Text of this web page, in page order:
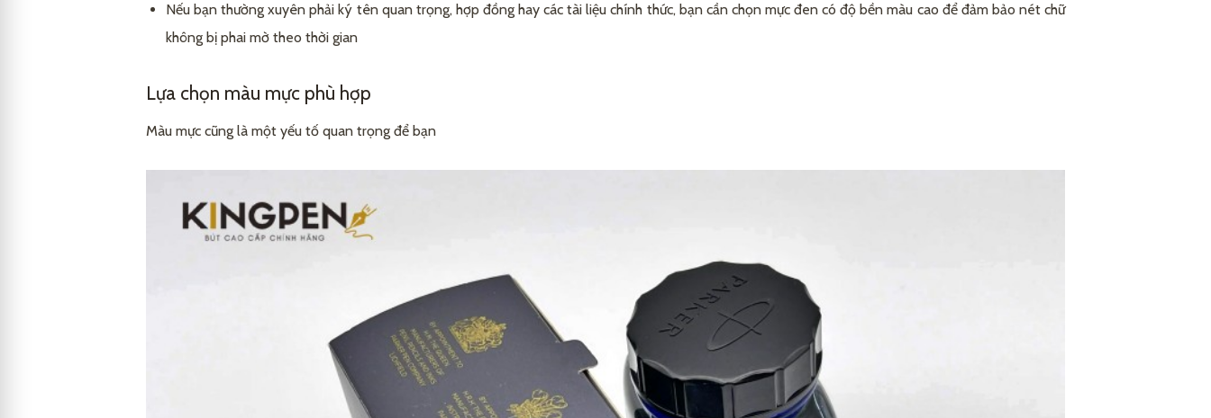
Nếu bạn thường xuyên phải ký tên quan trọng, hợp đồng hay các tài liệu chính thức, bạn cần chọn mực đen có độ bền màu cao để đảm bảo nét chữ
không bị phai mờ theo thời gian
Lựa chọn màu mực phù hợp
Màu mực cũng là một yếu tố quan trọng để bạn